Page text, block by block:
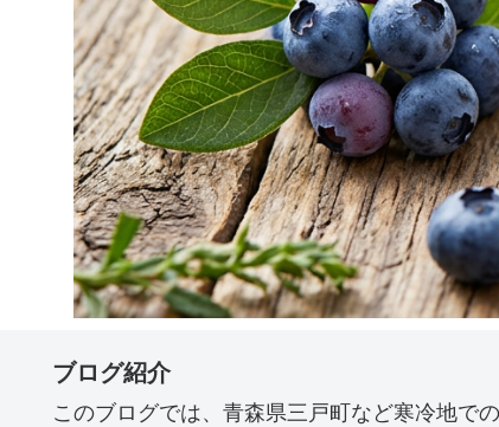
ブログ紹介
このブログでは、青森県三戸町など寒冷地で